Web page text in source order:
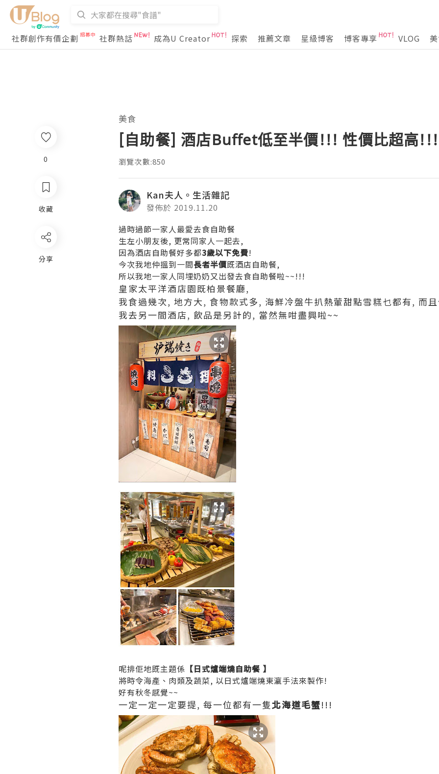
社群創作有價企劃 社群熱話 成為U Creator 探索 推薦文章 星級博客 博客專享 VLOG
0
收藏
分享
美食
[自助餐] 酒店Buffet低至半價!!! 性價比超高!!!
瀏覽次數:850
Kan夫人。生活雜記
發佈於 2019.11.20
過時過節一家人最愛去食自助餐
生左小朋友後, 更常同家人一起去,
因為酒店自助餐好多都3歲以下免費!
今次我地仲搵到一間長者半價既酒店自助餐,
所以我地一家人同埋奶奶又出發去食自助餐啦~~!!!
皇家太平洋酒店園既柏景餐廳,
我食過幾次, 地方大, 食物款式多, 海鮮冷盤牛扒熱葷甜點雪糕乜都有, 而
我去另一間酒店, 飲品是另計的, 當然無咁盡興啦~~
呢排佢地既主題係 【日式爐端燒自助餐 】
將時令海產、肉類及蔬菜, 以日式爐端燒東瀛手法來製作!
好有秋冬感覺~~
一定一定一定要提, 每一位都有一隻北海道毛蟹!!!